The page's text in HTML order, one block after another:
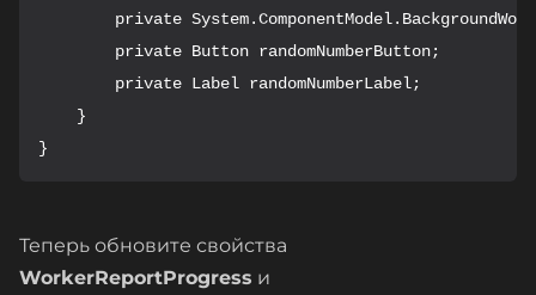
private
        private Button randomNumberButton;
        private Label randomNumberLabel;
    }
}
Теперь обновите свойства
WorkerReportProgress и